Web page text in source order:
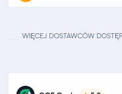
WIĘCEJ DOSTAWCÓW